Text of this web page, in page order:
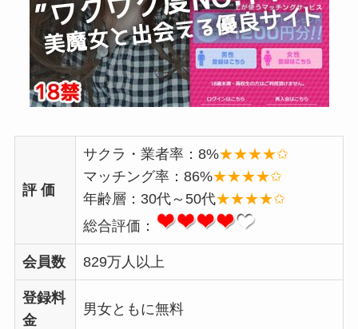
評 価
サクラ・業者率：8%★★★★✩
マッチング率：86%★★★★✩
年齢層：30代～50代★★★★✩
総合評価：
会員数 829万人以上
登録料
金
男女ともに無料